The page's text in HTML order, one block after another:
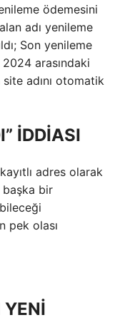
ödemesini
adı yenileme
Son yenileme
arasındaki
site adını otomatik
İDDİASI
adres olarak
başka bir
pek olası
YENİ